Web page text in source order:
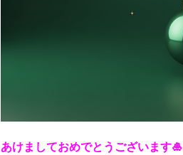
あけましておめでとうございます🎍